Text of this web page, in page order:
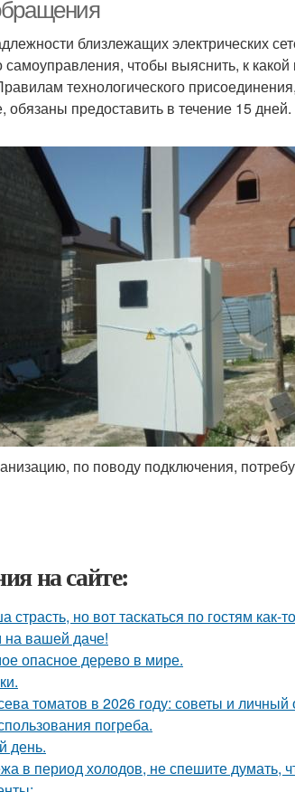
близлежащих электрических
чтобы выяснить, к какой
технологического
обязаны предоставить в течение 15 дней.
по поводу подключения,
на сайте:
но вот таскаться по гостям как-
вашей даче!
опасное дерево в мире.
томатов в 2026 году: советы и личный
погреба.
день.
в период холодов, не спешите думать,